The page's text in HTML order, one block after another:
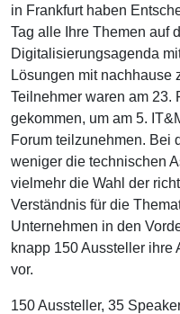
in Frankfurt haben
Tag alle Ihre Themen auf
Digitalisierungsagenda
Lösungen mit nachhause
Teilnehmer waren am 23.
gekommen, um am 5.
Forum teilzunehmen. Bei
weniger die technischen
vielmehr die Wahl der
Verständnis für die
Unternehmen in den
knapp 150 Aussteller ihre
vor.
150 Aussteller, 35